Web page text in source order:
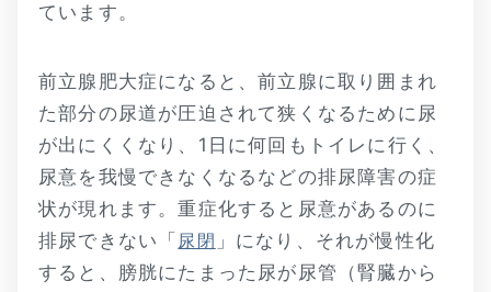
ています。
前立腺肥大症になると、前立腺に取り囲まれ
た部分の尿道が圧迫されて狭くなるために尿
が出にくくなり、1日に何回もトイレに行く、
尿意を我慢できなくなるなどの排尿障害の症
状が現れます。重症化すると尿意があるのに
排尿できない「 尿閉 」になり、それが慢性化
すると、膀胱にたまった尿が尿管（腎臓から